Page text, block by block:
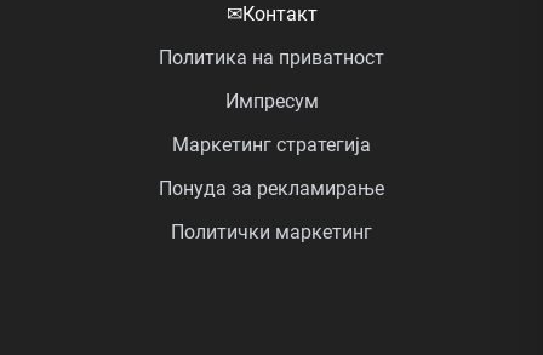
✉Контакт
Политика на приватност
Импресум
Маркетинг стратегија
Понуда за рекламирање
Политички маркетинг